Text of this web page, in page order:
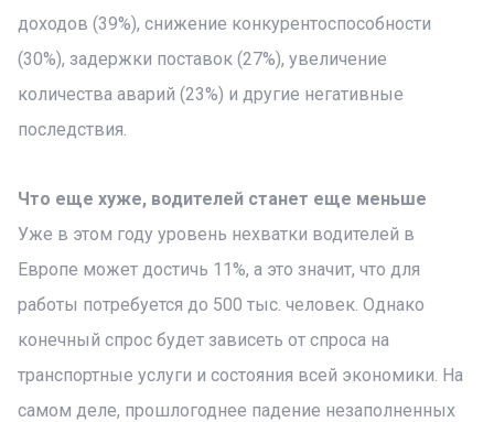
доходов (39%), снижение конкурентоспособности
(30%), задержки поставок (27%), увеличение
количества аварий (23%) и другие негативные
последствия.
Что еще хуже, водителей станет еще меньше
Уже в этом году уровень нехватки водителей в
Европе может достичь 11%, а это значит, что для
работы потребуется до 500 тыс. человек. Однако
конечный спрос будет зависеть от спроса на
транспортные услуги и состояния всей экономики. На
самом деле, прошлогоднее падение незаполненных